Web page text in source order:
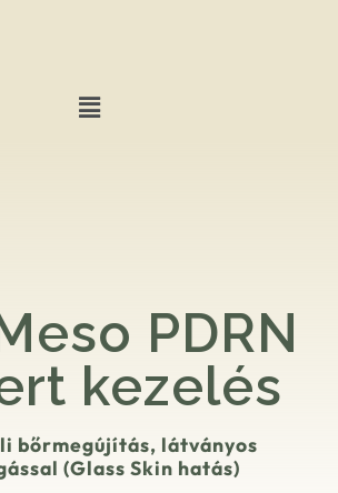
PDRN
kezelés
bőrmegújítás, látványos
(Glass Skin hatás)